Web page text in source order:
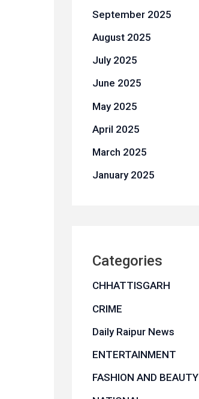
September 2025
August 2025
July 2025
June 2025
May 2025
April 2025
March 2025
January 2025
Categories
CHHATTISGARH
CRIME
Daily Raipur News
ENTERTAINMENT
FASHION AND BEAUTY